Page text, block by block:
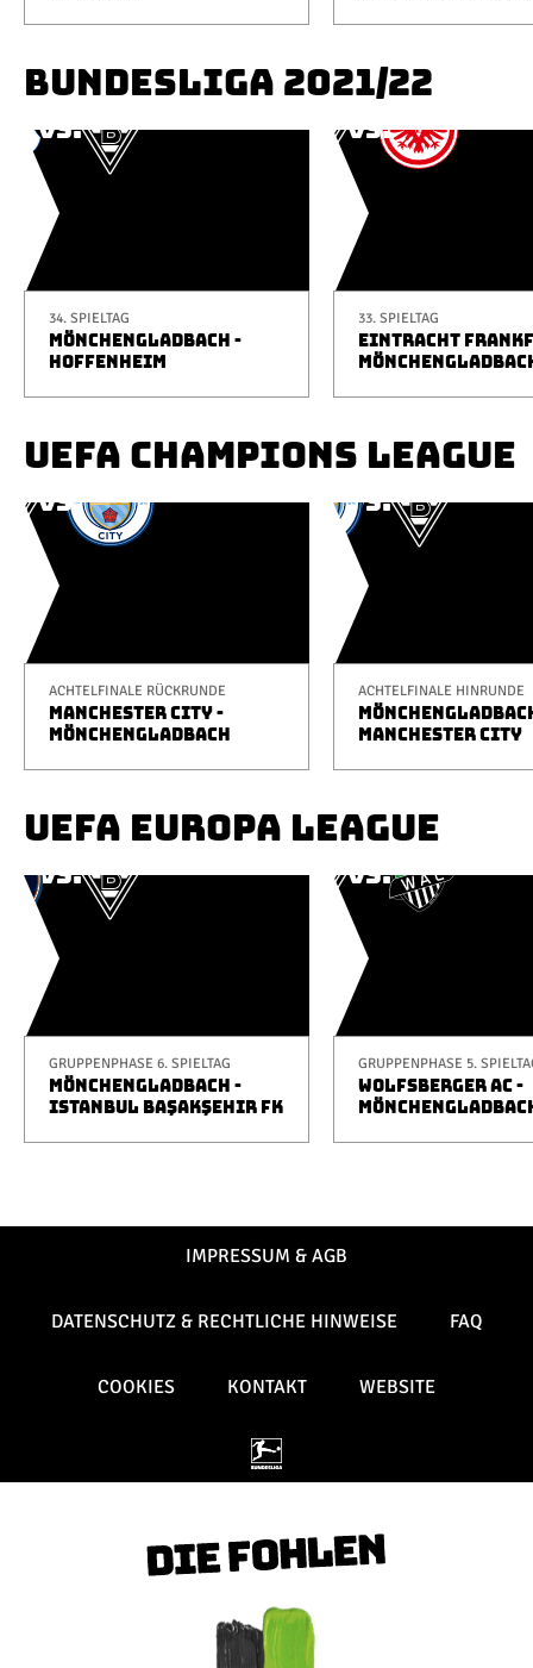
BUNDESLIGA 2021/22
34. SPIELTAG
MÖNCHENGLADBACH -
HOFFENHEIM
33. SPIELTAG
EINTRACHT
UEFA CHAMPIONS LEAGUE
ACHTELFINALE RÜCKRUNDE
MANCHESTER CITY -
MÖNCHENGLADBACH
ACHTELFINALE HINRUNDE
MANCHESTER CITY
UEFA EUROPA LEAGUE
GRUPPENPHASE 6. SPIELTAG
MÖNCHENGLADBACH -
ISTANBUL BAŞAKŞEHIR FK
GRUPPENPHASE 5.
WOLFSBERGER AC -
IMPRESSUM & AGB
DATENSCHUTZ & RECHTLICHE HINWEISE FAQ
COOKIES KONTAKT WEBSITE